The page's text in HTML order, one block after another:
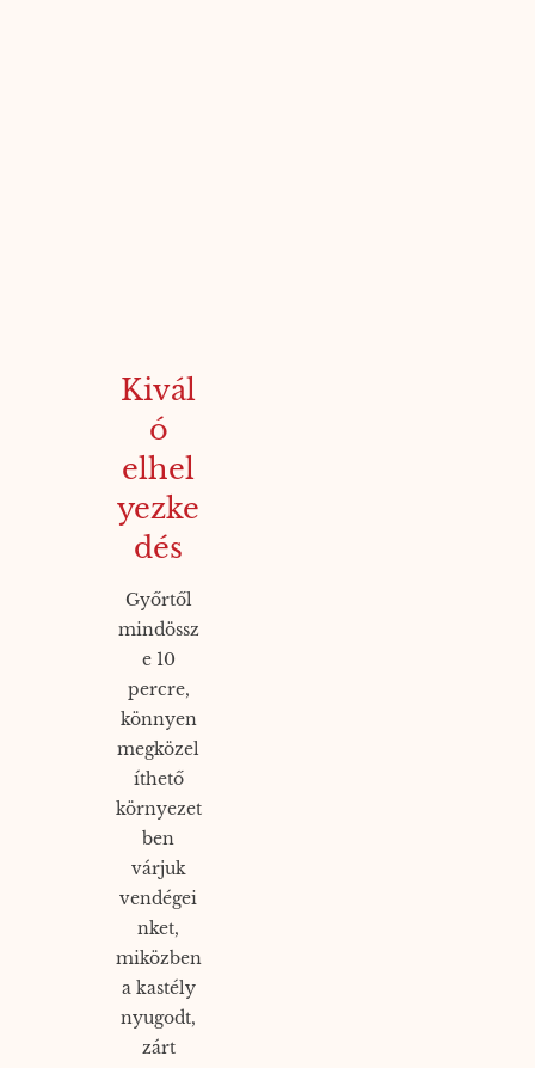
Kivál
ó
elhel
yezke
dés
Győrtől
mindössz
e 10
percre,
könnyen
megközel
íthető
környezet
ben
várjuk
vendégei
nket,
miközben
a kastély
nyugodt,
zárt